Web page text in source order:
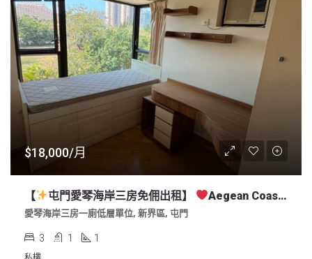
$18,000/月
【 屯門愛琴海岸三房免佣出租】 Aegean Coast 3BR Apartment For Lease, In So Kwun Wat Tuen Mun Nearby Harrow
愛琴海岸三房一廁低層單位, 新界區, 屯門
3 1 1